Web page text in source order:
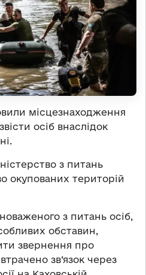
місцезнаходження
осіб внаслідок
з питань
окупованих територій
з питань осіб,
обставин,
звернення про
зв’язок через